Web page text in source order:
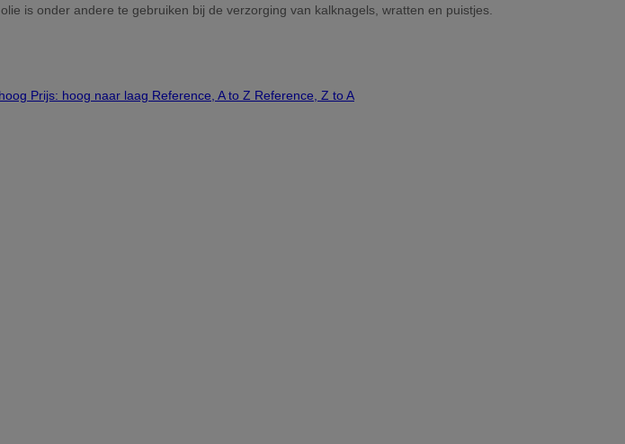
is onder andere te gebruiken bij de verzorging van kalknagels, wratten en puistjes.
Prijs: hoog naar laag Reference, A to Z Reference, Z to A